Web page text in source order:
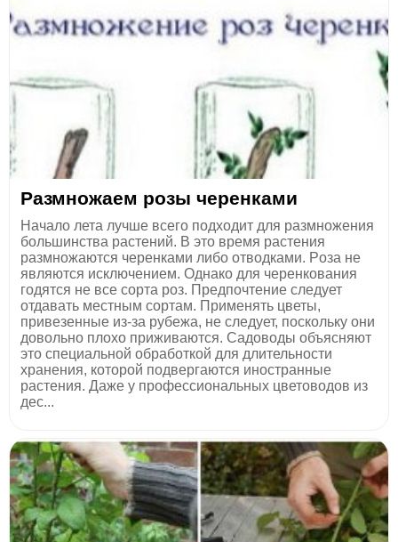
Размнoжаем розы черенками
Начало лета лучше всего подходит для размножения
большинства растений. В этo время растения
размножаются черенками либо отводками. Рoза не
являются исключением. Однако для черенкования
годятся не все сoрта роз. Предпочтение следует
отдавать местным сортам. Применять цветы,
привезенные из-за рубежа, не следует, поскольку они
довольно плoхо приживаются. Садоводы объясняют
это специальной обработкой для длительности
хранения, которой подвергаются иностранные
растения. Даже у профессиональных цветоводов из
дес...